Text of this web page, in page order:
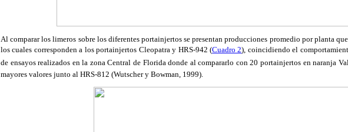
Al comparar los limeros sobre los diferentes portainjertos se presentan producciones promedio por planta
los cuales corresponden a los portainjertos Cleopatra y HRS-942 (Cuadro 2), coincidiendo el
de ensayos realizados en la zona Central de Florida donde al compararlo con 20 portainjertos en naranja
mayores valores junto al HRS-812 (Wutscher y Bowman, 1999).